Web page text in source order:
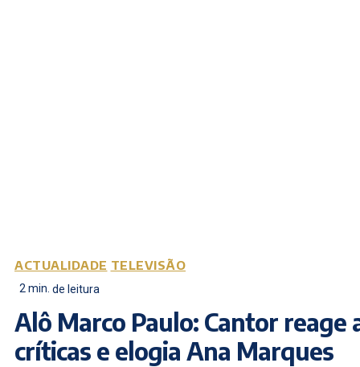
ACTUALIDADE TELEVISÃO
2min. de leitura
Alô Marco Paulo: Cantor reage
críticas e elogia Ana Marques